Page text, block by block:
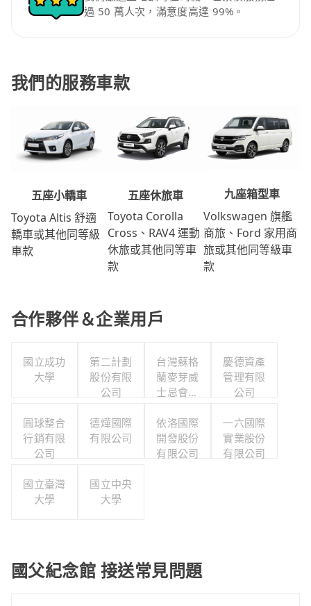
過 50 萬人次，滿意度高達 99%。
我們的服務車款
五座小轎車
Toyota Altis 舒適
轎車或其他同等級
車款
五座休旅車
Toyota Corolla
Cross、RAV4 運動
休旅或其他同等車
款
九座箱型車
Volkswagen 旗艦
商旅、Ford 家用商
旅或其他同等級車
款
合作夥伴＆企業用戶
國立成功
大學
第二計劃
股份有限
公司
台灣蘇格
蘭麥芽威
士忌會所
公司
慶德資產
管理有限
公司
圓球整合
行銷有限
公司
德燁國際
有限公司
依洛國際
開發股份
有限公司
一六國際
實業股份
有限公司
國立臺灣
大學
國立中央
大學
國父紀念館 接送常見問題